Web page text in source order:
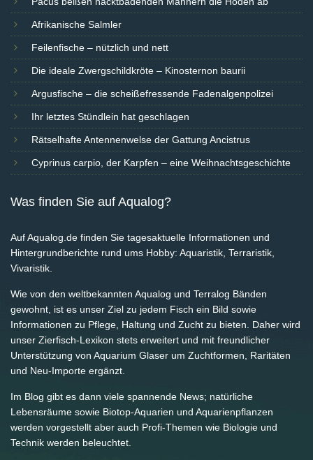
Afrikanische Salmler
Feilenfische – nützlich und nett
Die ideale Zwergschildkröte – Kinosternon baurii
Argusfische – die scheißefressende Fadenalgenpolizei
Ihr letztes Stündlein hat geschlagen
Rätselhafte Antennenwelse der Gattung Ancistrus
Cyprinus carpio, der Karpfen – eine Weihnachtsgeschichte
Was finden Sie auf Aqualog?
Auf Aqualog.de finden Sie tagesaktuelle Informationen und
Hintergrundberichte rund ums Hobby: Aquaristik, Terraristik,
Vivaristik.
Wie von den weltbekannten Aqualog und Terralog Bänden
gewohnt, ist es unser Ziel zu jedem Fisch ein Bild sowie
Informationen zu Pflege, Haltung und Zucht zu bieten. Daher wird
unser Zierfisch-Lexikon stets erweitert und mit freundlicher
Unterstützung von Aquarium Glaser um Zuchtformen, Raritäten
und Neu-Importe ergänzt.
Im Blog gibt es dann viele spannende News; natürliche
Lebensräume sowie Biotop-Aquarien und Aquarienpflanzen
werden vorgestellt aber auch Profi-Themen wie Biologie und
Technik werden beleuchtet.